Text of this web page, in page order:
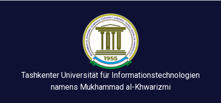
Tashkenter Universität für Informationstechnologien
namens Mukhammad al-Khwarizmi